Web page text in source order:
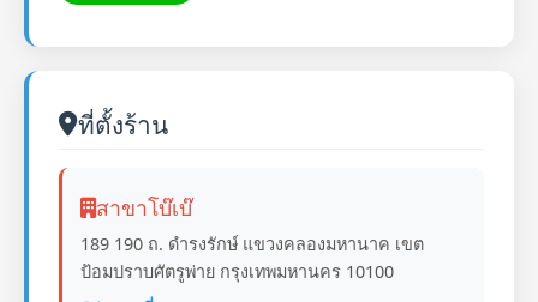
ที่ตั้งร้าน
สาขาโบ๊เบ๊
189 190 ถ. ดำรงรักษ์ แขวงคลองมหานาค เขต
ป้อมปราบศัตรูพ่าย กรุงเทพมหานคร 10100